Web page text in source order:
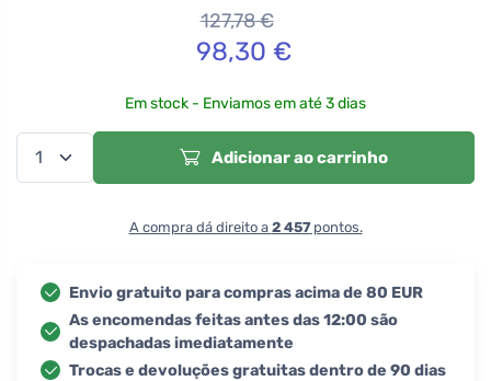
127,78€
98,30 €
Em stock - Enviamos em até 3 dias
Adicionar ao carrinho
A compra dá direito a 2 457pontos.
Envio gratuito para compras acima de 80 EUR
As encomendas feitas antes das 12:00 são
despachadas imediatamente
Trocas e devoluções gratuitas dentro de 90 dias